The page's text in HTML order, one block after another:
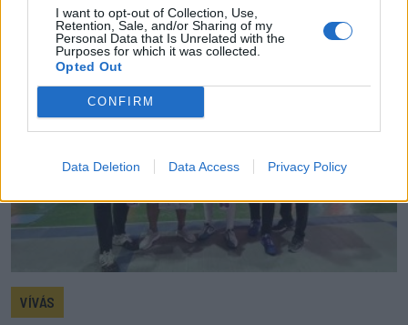
I want to opt-out of Collection, Use,
Retention, Sale, and/or Sharing of my
Personal Data that Is Unrelated with the
Purposes for which it was collected.
Opted Out
CONFIRM
Data Deletion Data Access Privacy Policy
VÍVÁS